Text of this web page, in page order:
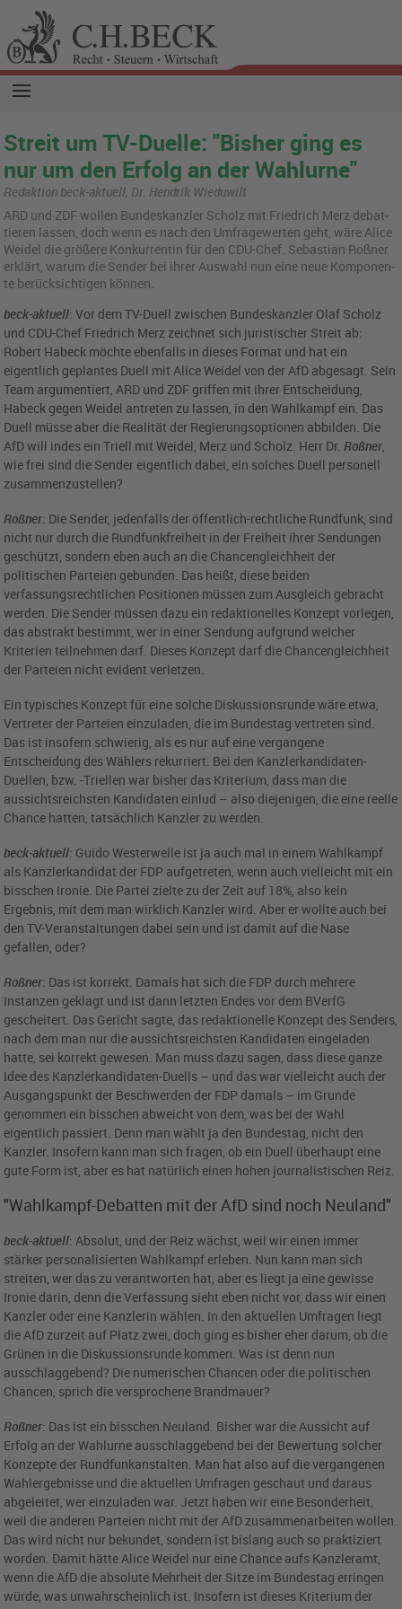
Streit um TV-Duelle: "Bisher ging es
nur um den Erfolg an der Wahlurne"
Redaktion beck-aktuell, Dr. Hendrik Wieduwilt
ARD und ZDF wol­len Bun­des­kanz­ler Scholz mit Fried­rich Merz de­bat­
tie­ren las­sen, doch wenn es nach den Um­fra­ge­wer­ten geht, wäre Alice
Wei­del die grö­ße­re Kon­kur­ren­tin für den CDU-Chef. Se­bas­ti­an Roß­ner
er­klärt, warum die Sen­der bei ihrer Aus­wahl nun eine neue Kom­po­nen­
te be­rück­sich­ti­gen kön­nen.
beck-aktuell: Vor dem TV-Duell zwischen Bundeskanzler Olaf Scholz
und CDU-Chef Friedrich Merz zeichnet sich juristischer Streit ab:
Robert Habeck möchte ebenfalls in dieses Format und hat ein
eigentlich geplantes Duell mit Alice Weidel von der AfD abgesagt. Sein
Team argumentiert, ARD und ZDF griffen mit ihrer Entscheidung,
Habeck gegen Weidel antreten zu lassen, in den Wahlkampf ein. Das
Duell müsse aber die Realität der Regierungsoptionen abbilden. Die
AfD will indes ein Triell mit Weidel, Merz und Scholz. Herr Dr. Roßner
wie frei sind die Sender eigentlich dabei, ein solches Duell personell
zusammenzustellen?
Roßner: Die Sender, jedenfalls der öffentlich-rechtliche Rundfunk, sind
nicht nur durch die Rundfunkfreiheit in der Freiheit ihrer Sendungen
geschützt, sondern eben auch an die Chancengleichheit der
politischen Parteien gebunden. Das heißt, diese beiden
verfassungsrechtlichen Positionen müssen zum Ausgleich gebracht
werden. Die Sender müssen dazu ein redaktionelles Konzept vorlegen,
das abstrakt bestimmt, wer in einer Sendung aufgrund welcher
Kriterien teilnehmen darf. Dieses Konzept darf die Chancengleichheit
der Parteien nicht evident verletzen.
Ein typisches Konzept für eine solche Diskussionsrunde wäre etwa,
Vertreter der Parteien einzuladen, die im Bundestag vertreten sind.
Das ist insofern schwierig, als es nur auf eine vergangene
Entscheidung des Wählers rekurriert. Bei den Kanzlerkandidaten-
Duellen, bzw. -Triellen war bisher das Kriterium, dass man die
aussichtsreichsten Kandidaten einlud – also diejenigen, die eine reelle
Chance hatten, tatsächlich Kanzler zu werden.
beck-aktuell: Guido Westerwelle ist ja auch mal in einem Wahlkampf
als Kanzlerkandidat der FDP aufgetreten, wenn auch vielleicht mit ein
bisschen Ironie. Die Partei zielte zu der Zeit auf 18%, also kein
Ergebnis, mit dem man wirklich Kanzler wird. Aber er wollte auch bei
den TV-Veranstaltungen dabei sein und ist damit auf die Nase
gefallen, oder?
Roßner: Das ist korrekt. Damals hat sich die FDP durch mehrere
Instanzen geklagt und ist dann letzten Endes vor dem BVerfG
gescheitert. Das Gericht sagte, das redaktionelle Konzept des Senders,
nach dem man nur die aussichtsreichsten Kandidaten eingeladen
hatte, sei korrekt gewesen. Man muss dazu sagen, dass diese ganze
Idee des Kanzlerkandidaten-Duells – und das war vielleicht auch der
Ausgangspunkt der Beschwerden der FDP damals – im Grunde
genommen ein bisschen abweicht von dem, was bei der Wahl
eigentlich passiert. Denn man wählt ja den Bundestag, nicht den
Kanzler. Insofern kann man sich fragen, ob ein Duell überhaupt eine
gute Form ist, aber es hat natürlich einen hohen journalistischen Reiz.
"Wahlkampf-Debatten mit der AfD sind noch Neuland"
beck-aktuell: Absolut, und der Reiz wächst, weil wir einen immer
stärker personalisierten Wahlkampf erleben. Nun kann man sich
streiten, wer das zu verantworten hat, aber es liegt ja eine gewisse
Ironie darin, denn die Verfassung sieht eben nicht vor, dass wir einen
Kanzler oder eine Kanzlerin wählen. In den aktuellen Umfragen liegt
die AfD zurzeit auf Platz zwei, doch ging es bisher eher darum, ob die
Grünen in die Diskussionsrunde kommen. Was ist denn nun
ausschlaggebend? Die numerischen Chancen oder die politischen
Chancen, sprich die versprochene Brandmauer?
Roßner: Das ist ein bisschen Neuland. Bisher war die Aussicht auf
Erfolg an der Wahlurne ausschlaggebend bei der Bewertung solcher
Konzepte der Rundfunkanstalten. Man hat also auf die vergangenen
Wahlergebnisse und die aktuellen Umfragen geschaut und daraus
abgeleitet, wer einzuladen war. Jetzt haben wir eine Besonderheit,
weil die anderen Parteien nicht mit der AfD zusammenarbeiten wollen.
Das wird nicht nur bekundet, sondern ist bislang auch so praktiziert
worden. Damit hätte Alice Weidel nur eine Chance aufs Kanzleramt,
wenn die AfD die absolute Mehrheit der Sitze im Bundestag erringen
würde, was unwahrscheinlich ist. Insofern ist dieses Kriterium der